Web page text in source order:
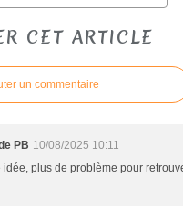
CET ARTICLE
un commentaire
PB 10/08/2025 10:11
idée, plus de problème pour